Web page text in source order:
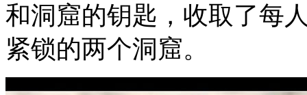
和洞窟的钥匙，收取了每
紧锁的两个洞窟。